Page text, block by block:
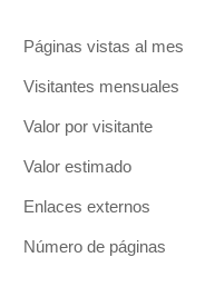
Páginas vistas al mes
Visitantes mensuales
Valor por visitante
Valor estimado
Enlaces externos
Número de páginas